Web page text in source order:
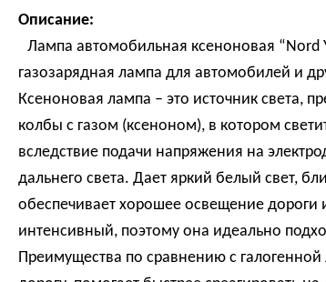
Описание:
Лампа автомобильная ксеноновая “Nord
газозарядная лампа для автомобилей и
Ксеноновая лампа – это источник света,
колбы с газом (ксеноном), в котором
вследствие подачи напряжения на
дальнего света. Дает яркий белый свет,
обеспечивает хорошее освещение
интенсивный, поэтому она идеально
Преимущества по сравнению с